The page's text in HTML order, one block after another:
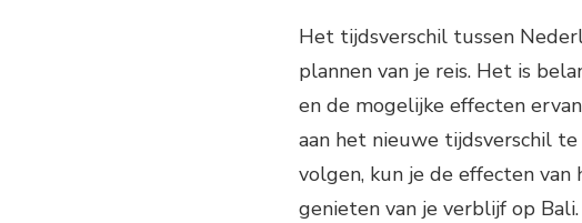
Het tijdsverschil tussen
plannen van je reis. Het is
en de mogelijke effecten
aan het nieuwe tijdsverschil
volgen, kun je de effecten
genieten van je verblijf op Bali.